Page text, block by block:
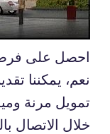
احصل على
نعم، يمكننا
تمويل مرنة
خلال الاتصال